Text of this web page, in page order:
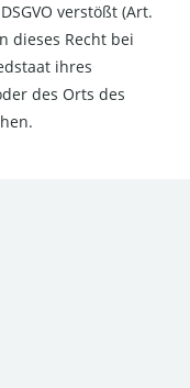
verstößt (Art.
dieses Recht bei
ihres
des Orts des